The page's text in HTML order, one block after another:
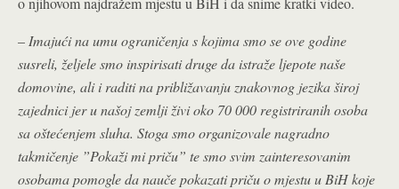
– Imajući na umu ograničenja s kojima smo se ove godine
susreli, željele smo inspirisati druge da istraže ljepote naše
domovine, ali i raditi na približavanju znakovnog jezika široj
zajednici jer u našoj zemlji živi oko 70 000 registriranih osoba
sa oštećenjem sluha. Stoga smo organizovale nagradno
takmičenje ”Pokaži mi priču” te smo svim zainteresovanim
osobama pomogle da nauče pokazati priču o mjestu u BiH koje